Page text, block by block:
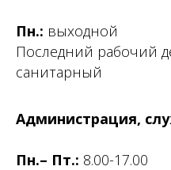
Пн.: выходной
Последний рабочий
санитарный
Администрация,
Пн.– Пт.: 8.00-17.00